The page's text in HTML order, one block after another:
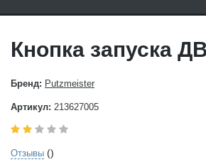
Кнопка запуска
Бренд: Putzmeister
Артикул: 213627005
Отзывы ()